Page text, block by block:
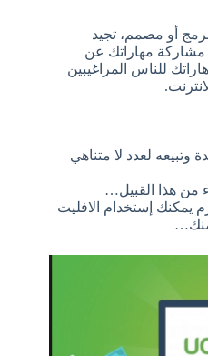
أو مصمم، تجيد
مشاركة مهاراتك عن
للناس المراغيبين
لعدد لا متناهي
من هذا القبيل…
إستخدام الافليت